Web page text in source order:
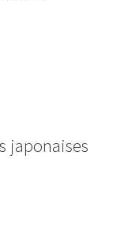
japonaises